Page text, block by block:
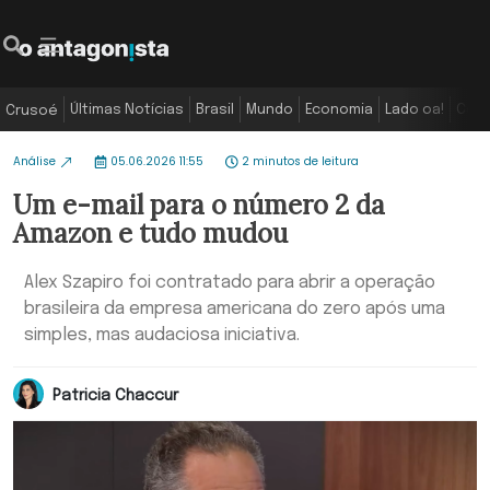
Crusoé Últimas Notícias Brasil Mundo Economia Lado oa!
Análise 05.06.2026 11:55 2 minutos de leitura
Um e-mail para o número 2 da
Amazon e tudo mudou
Alex Szapiro foi contratado para abrir a operação
brasileira da empresa americana do zero após uma
simples, mas audaciosa iniciativa.
Patricia Chaccur